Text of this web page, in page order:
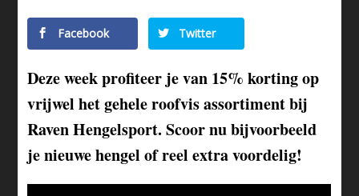
Facebook Twitter
Deze week profiteer je van 15% korting op
vrijwel het gehele roofvis assortiment bij
Raven Hengelsport. Scoor nu bijvoorbeeld
je nieuwe hengel of reel extra voordelig!